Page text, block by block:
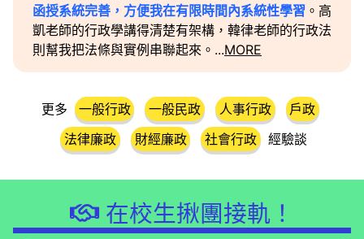
函授系統完善，方便我在有限時間內系統性學習 。高
凱老師的行政學講得清楚有架構，韓律老師的行政法
則幫我把法條與實例串聯起來。...MORE
更多 一般行政 一般民政 人事行政
戶政
法律廉政
財經廉政 社會行政 經驗談
在校生揪團接軌！